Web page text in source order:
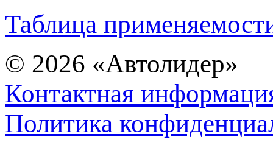
Таблица
© 2026 «Автолидер»
Контактная
Политика